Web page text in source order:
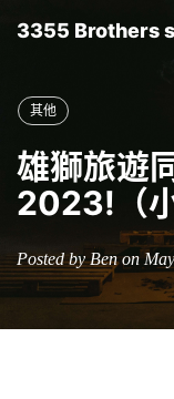
3355 Brothers
其他
雄獅旅遊
2023!（
Posted by Ben on